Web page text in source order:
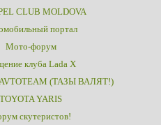
CLUB MOLDOVA
портал
Мото-форум
клуба Lada X
AVTOTEAM (ТАЗЫ ВАЛЯТ!)
TOYOTA YARIS
скутеристов!